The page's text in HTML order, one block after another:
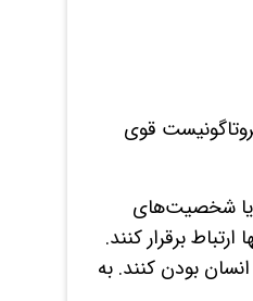
قوی
یا شخصیت‌های
برقرار کنند.
بودن کنند. به